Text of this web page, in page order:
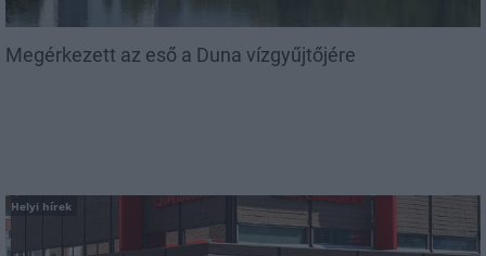
Megérkezett az eső a Duna vízgyűjtőjére
Helyi hírek